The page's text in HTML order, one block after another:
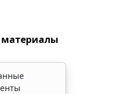
материалы